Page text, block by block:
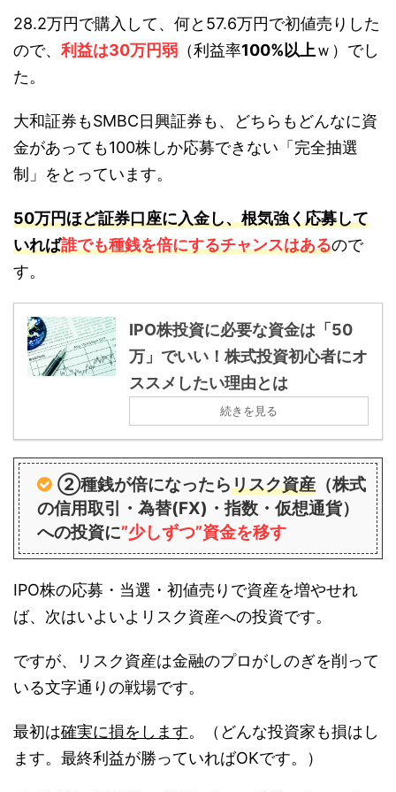
28.2万円で購入して、何と57.6万円で初値売りした
ので、 利益は30万円弱 （利益率100%以上ｗ）でし
た。
大和証券もSMBC日興証券も、どちらもどんなに資
金があっても100株しか応募できない「完全抽選
制」をとっています。
50万円ほど証券口座に入金し、根気強く応募して
いれば誰でも種銭を倍にするチャンスはあるので
す。
IPO株投資に必要な資金は「50
万」でいい！株式投資初心者にオ
ススメしたい理由とは
続きを見る
②種銭が倍になったらリスク資産 （株式
の信用取引・為替(FX)・指数・仮想通貨）
への投資に”少しずつ”資金を移す
IPO株の応募・当選・初値売りで資産を増やせれ
ば、次はいよいよリスク資産への投資です。
ですが、リスク資産は金融のプロがしのぎを削って
いる文字通りの戦場です。
最初は確実に損をします。（どんな投資家も損はし
ます。最終利益が勝っていればOKです。）